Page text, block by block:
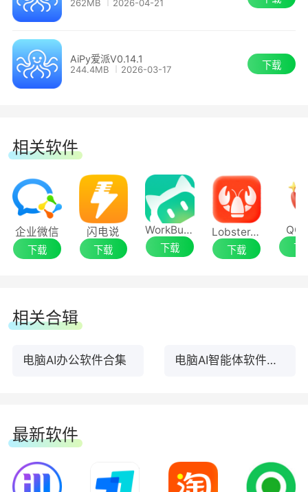
262MB 2026-04-21
AiPy爱派V0.14.1
244.4MB 2026-03-17 下载
相关软件
企业微信
下载
闪电说
下载
WorkBuddy
下载
LobsterAI 有道龙虾
下载 下
相关合辑
电脑AI办公软件合集 电脑AI智能体软件合集
最新软件